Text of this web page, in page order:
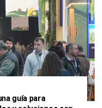
guía para